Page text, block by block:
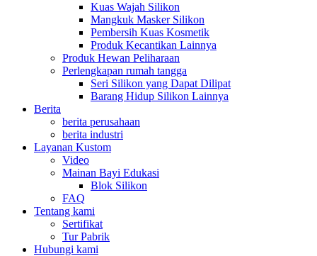
Kuas Wajah Silikon
Mangkuk Masker Silikon
Pembersih Kuas Kosmetik
Produk Kecantikan Lainnya
Produk Hewan Peliharaan
Perlengkapan rumah tangga
Seri Silikon yang Dapat Dilipat
Barang Hidup Silikon Lainnya
Berita
berita perusahaan
berita industri
Layanan Kustom
Video
Mainan Bayi Edukasi
Blok Silikon
FAQ
Tentang kami
Sertifikat
Tur Pabrik
Hubungi kami